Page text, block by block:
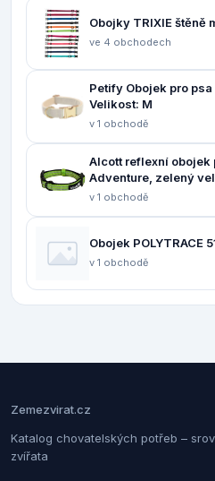
Obojky TRIXIE štěně
ve 4 obchodech
Petify Obojek pro
Velikost: M
v 1 obchodě
Alcott reflexní obojek
Adventure, zelený
v 1 obchodě
Obojek POLYTRACE
v 1 obchodě
Zemezvirat.cz
Katalog chovatelských potřeb –
zvířata